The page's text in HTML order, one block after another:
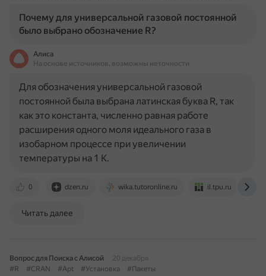
Почему для универсальной газовой постоянной
было выбрано обозначение R?
Алиса
На основе источников, возможны неточности
0 dzen.ru wika.tutoronline.ru il.tpu.ru
Для обозначения универсальной газовой
постоянной была выбрана латинская буква R, так
как это константа, численно равная работе
расширения одного моля идеального газа в
изобарном процессе при увеличении
температуры на 1 К.
Читать далее
Вопрос для Поиска с Алисой
20 декабря
#R
#CRAN #Apt #Установка #Пакеты